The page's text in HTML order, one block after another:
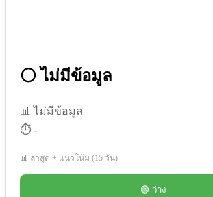
⚪ ไม่มีข้อมูล
📊 ไม่มีข้อมูล
⏱️ -
📊 ล่าสุด + แนวโน้ม (15 วัน)
🟢 ว่าง